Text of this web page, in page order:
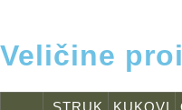
Veličine
STRUK KUKOVI